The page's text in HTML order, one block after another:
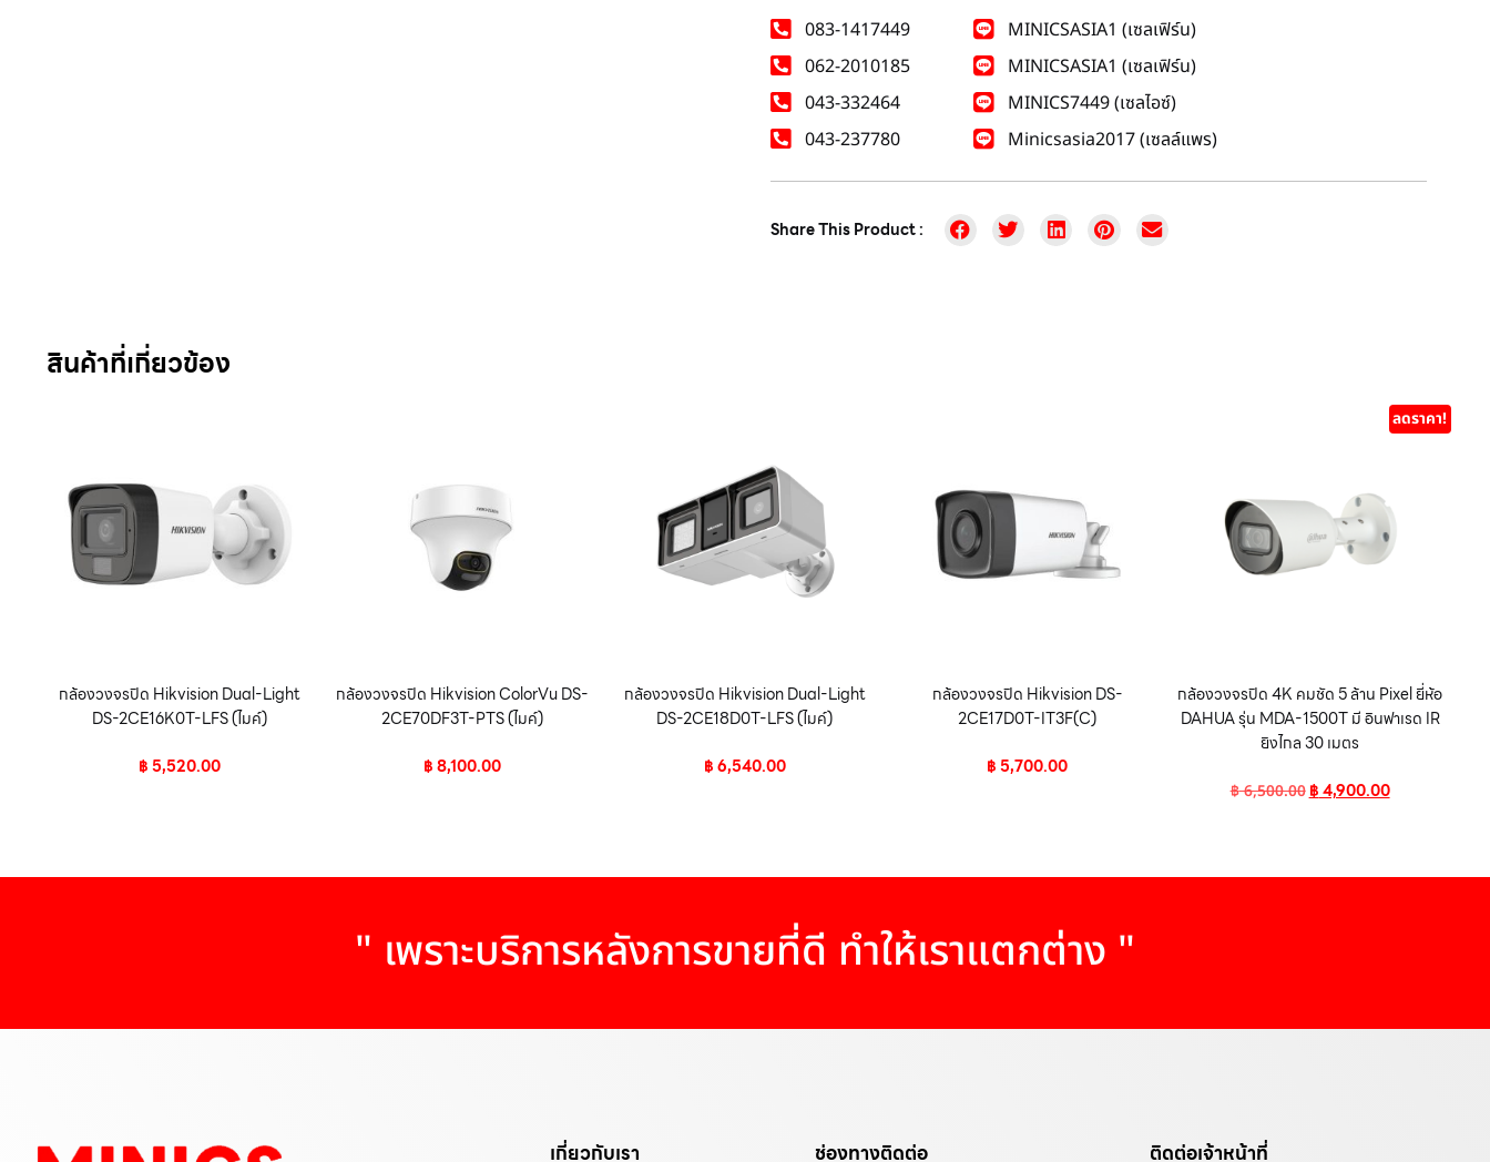
083-1417449
062-2010185
043-332464
043-237780
MINICSASIA1 (เซลเฟิร์น)
MINICSASIA1 (เซลเฟิร์น)
MINICS7449 (เซลไอซ์)
Minicsasia2017 (เซลล์แพร)
Share This Product :
สินค้าที่เกี่ยวข้อง
กล้องวงจรปิด Hikvision Dual-Light
DS-2CE16K0T-LFS (ไมค์)
฿5,520.00
กล้องวงจรปิด Hikvision ColorVu DS-
2CE70DF3T-PTS (ไมค์)
฿8,100.00
กล้องวงจรปิด Hikvision Dual-Light
DS-2CE18D0T-LFS (ไมค์)
฿6,540.00
กล้องวงจรปิด Hikvision DS-
2CE17D0T-IT3F(C)
฿5,700.00
ลดราคา!
กล้องวงจรปิด 4K คมชัด 5 ล้าน Pixel ยี่ห้อ
DAHUA รุ่น MDA-1500T มี อินฟาเรด IR
ยิงไกล 30 เมตร
฿6,500.00 ฿4,900.00
" เพราะบริการหลังการขายที่ดี ทำให้เราแตกต่าง "
เกี่ยวกับเรา ช่องทางติดต่อ ติดต่อเจ้าหน้าที่